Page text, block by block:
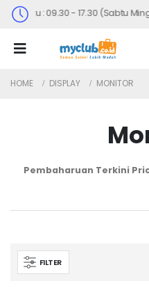
Sabtu : 09.30 - 17.30 (Sabtu
HOME DISPLAY MONITOR
Pembaharuan Terkini
FILTER